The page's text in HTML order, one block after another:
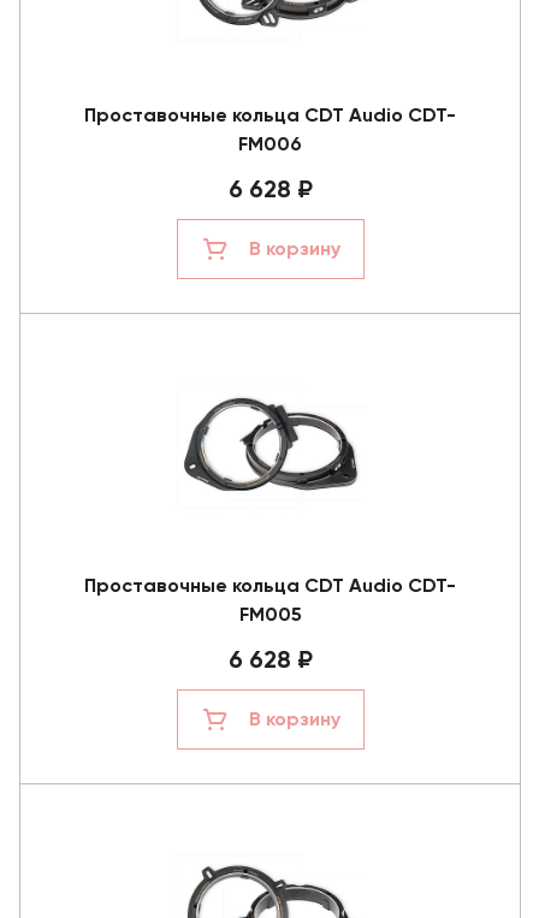
Проставочные кольца CDT Audio CDT-
FM006
6 628 ₽
В корзину
Проставочные кольца CDT Audio CDT-
FM005
6 628 ₽
В корзину